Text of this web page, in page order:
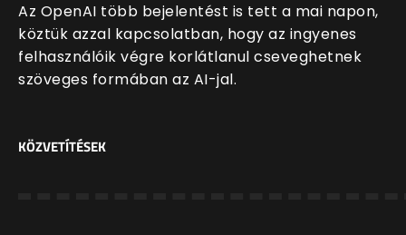
Az OpenAI több bejelentést is tett a mai napon,
köztük azzal kapcsolatban, hogy az ingyenes
felhasználóik végre korlátlanul cseveghetnek
szöveges formában az AI-jal.
KÖZVETÍTÉSEK